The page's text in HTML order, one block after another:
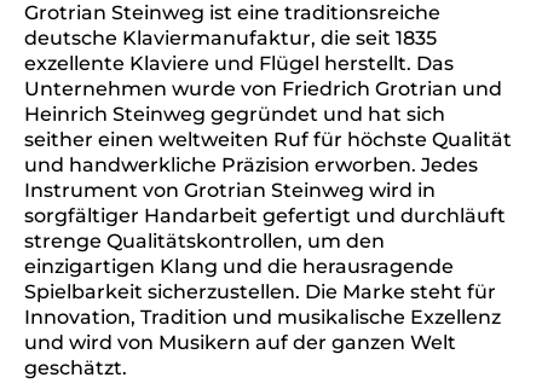
Grotrian Steinweg ist eine traditionsreiche
deutsche Klaviermanufaktur, die seit 1835
exzellente Klaviere und Flügel herstellt. Das
Unternehmen wurde von Friedrich Grotrian und
Heinrich Steinweg gegründet und hat sich
seither einen weltweiten Ruf für höchste Qualität
und handwerkliche Präzision erworben. Jedes
Instrument von Grotrian Steinweg wird in
sorgfältiger Handarbeit gefertigt und durchläuft
strenge Qualitätskontrollen, um den
einzigartigen Klang und die herausragende
Spielbarkeit sicherzustellen. Die Marke steht für
Innovation, Tradition und musikalische Exzellenz
und wird von Musikern auf der ganzen Welt
geschätzt.